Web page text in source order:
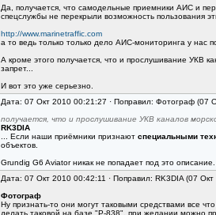
Да, получается, что самодельные приемники АИС и
спецслужбы не перекрыли возможность пользования
http://www.marinetraffic.com
а то ведь только только дело АИС-мониторинга у нас
А кроме этого получается, что и прослушивание УКВ
запрет...
И вот это уже серьезно.
Дата: 07 Окт 2010 00:21:27 · Поправил: Фотограф (07
получается, что и прослушивание УКВ каналов
RK3DIA
... Если наши приёмники признают специальными
объектов.
Grundig G6 Aviator никак не попадает под это описание.
Дата: 07 Окт 2010 00:42:11 · Поправил: RK3DIA (07
Фотограф
Ну признать-то они могут таковыми средствами все
делать таковой на базе "Р-838", при желании можно